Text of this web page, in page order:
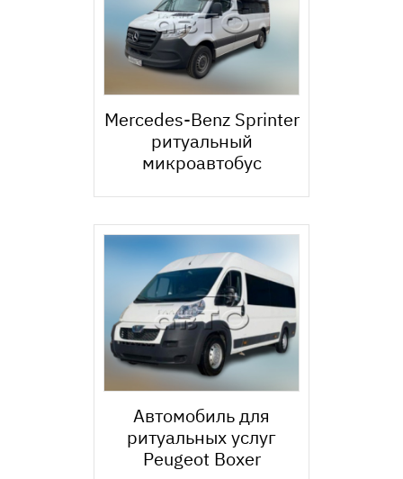
Mercedes-Benz Sprinter
ритуальный
микроавтобус
Автомобиль для
ритуальных услуг
Peugeot Boxer